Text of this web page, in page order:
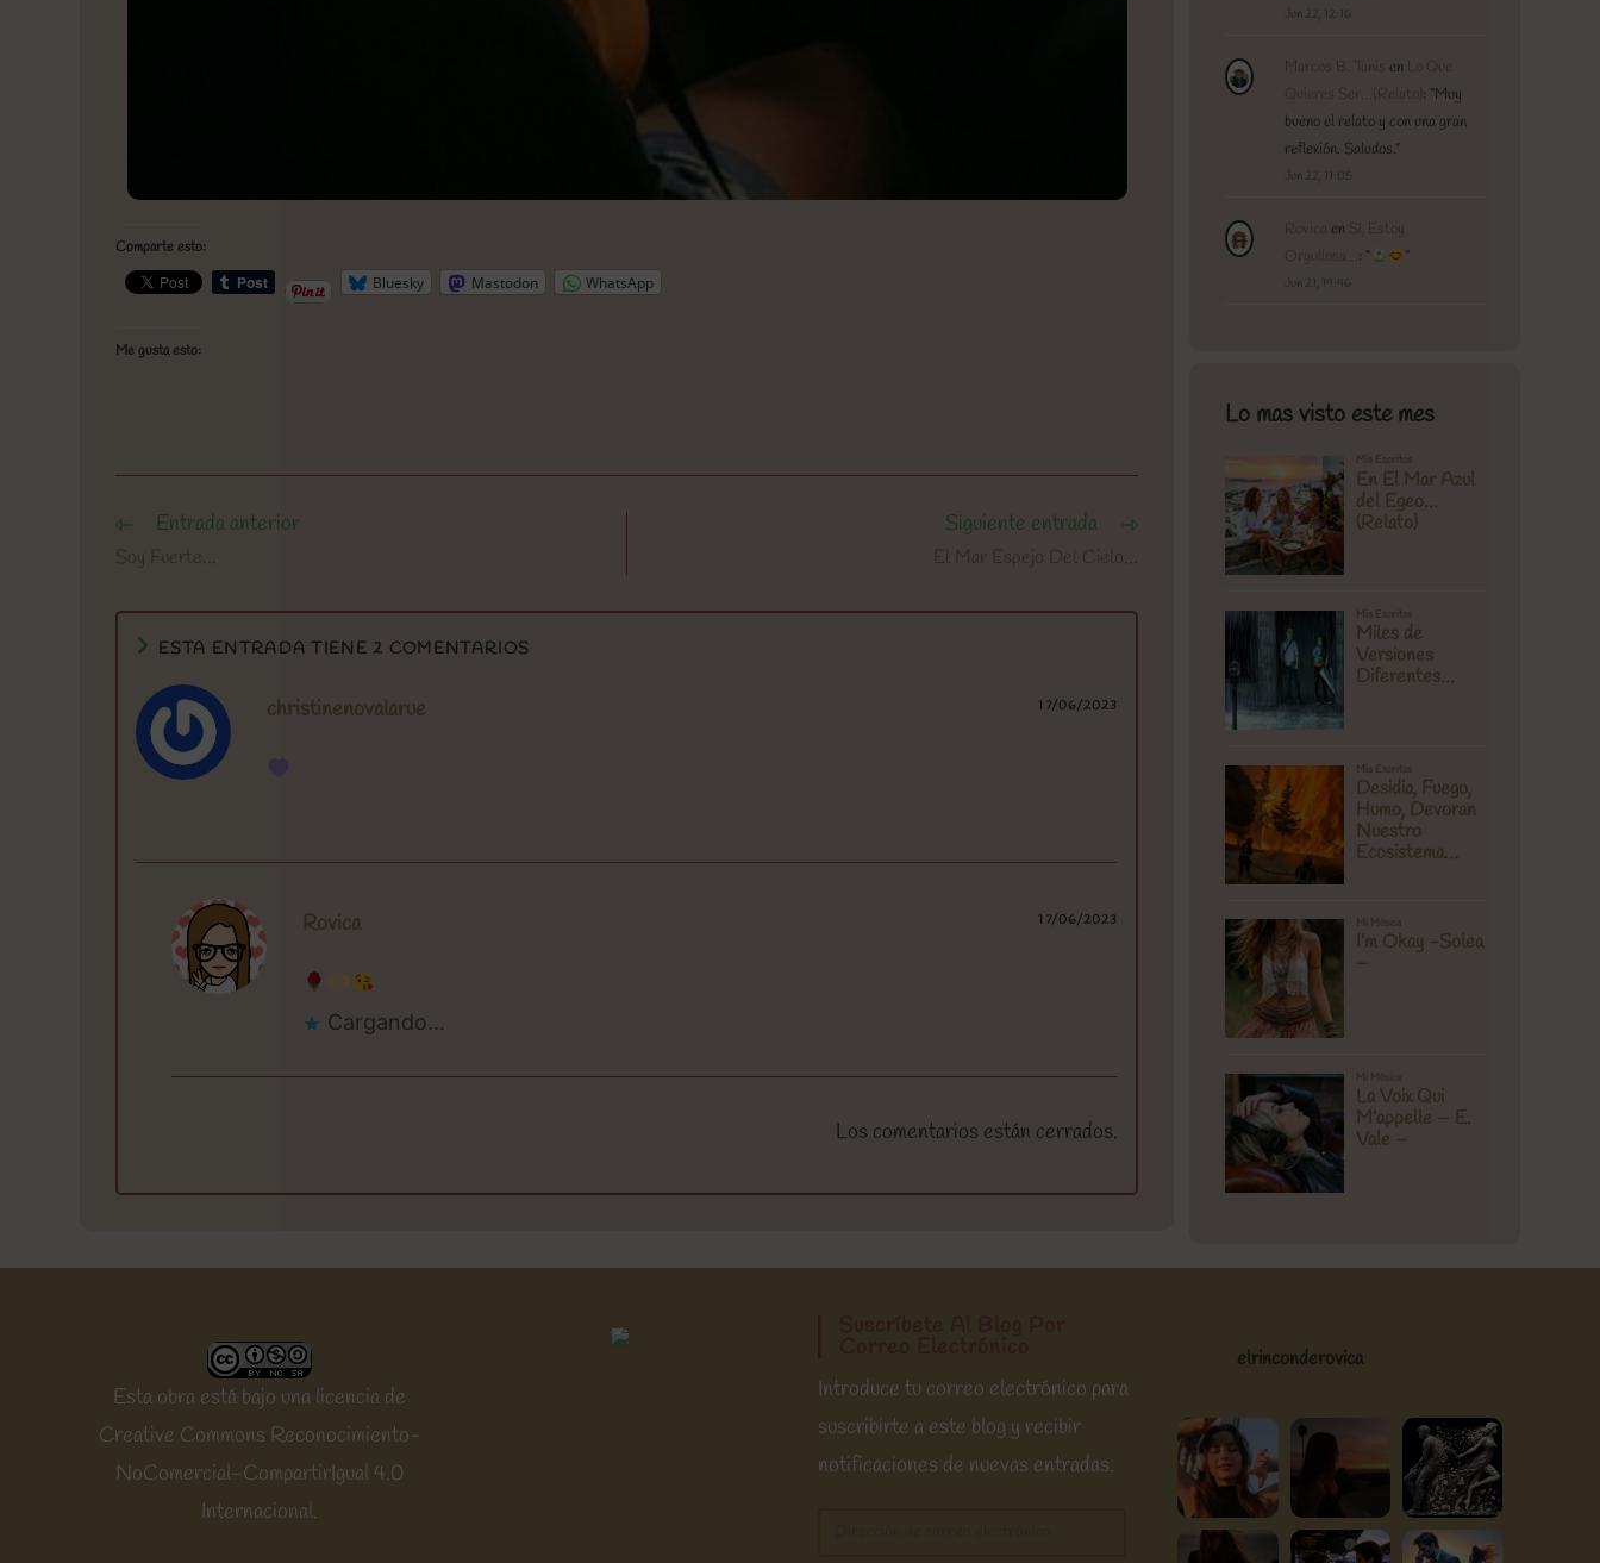
Comparte esto:
Bluesky Mastodon WhatsApp
Me gusta esto:
Leer
más
artículos
Entrada anterior
Soy Fuerte…
Siguiente entrada
El Mar Espejo Del Cielo…
ESTA ENTRADA TIENE 2 COMENTARIOS
christinenovalarue 17/06/2023
Rovica 17/06/2023
Cargando...
Los comentarios están cerrados.
Jun 22, 12:16
Marcos B. Tanis en
Lo Que
Quieres Ser…(Relato) : “Muy
bueno el relato y con una gran
reflexión. Saludos.”
Jun 22, 11:05
Rovica en
Sí, Estoy
Orgullosa… : “ ”
Jun 21, 19:46
Lo mas visto este mes
Esta obra está bajo una licencia de
Creative Commons Reconocimiento-
NoComercial-CompartirIgual 4.0
Internacional.
Introduce tu correo electrónico para
suscribirte a este blog y recibir
notificaciones de nuevas entradas.
elrinconderovica